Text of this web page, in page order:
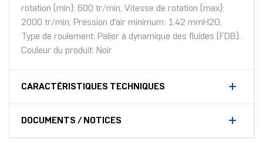
rotation (min): 600 tr/min, Vitesse de rotation (max):
2000 tr/min, Pression d'air minimum: 1,42 mmH2O,
Type de roulement: Palier à dynamique des fluides (FDB).
Couleur du produit: Noir
CARACTÉRISTIQUES TECHNIQUES
DOCUMENTS / NOTICES